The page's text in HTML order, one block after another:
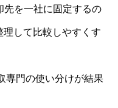
先を一社に固定するの
して比較しやすくす
専門の使い分けが結果